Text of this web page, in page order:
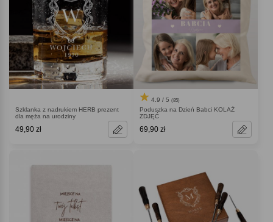
Szklanka z nadrukiem HERB prezent
dla męża na urodziny
49,90 zł
4.9 / 5 (85)
Poduszka na Dzień Babci KOLAŻ
ZDJĘĆ
69,90 zł